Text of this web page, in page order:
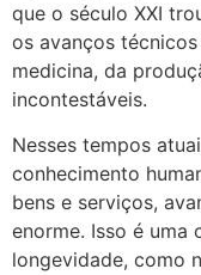
que o século XXI
os avanços
medicina, da
incontestáveis.
Nesses tempos
conhecimento
bens e serviços,
enorme. Isso é uma
longevidade, como